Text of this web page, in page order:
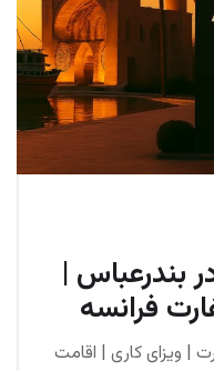
بندرعباس |
فرانسه
| ویزای کاری | اقامت